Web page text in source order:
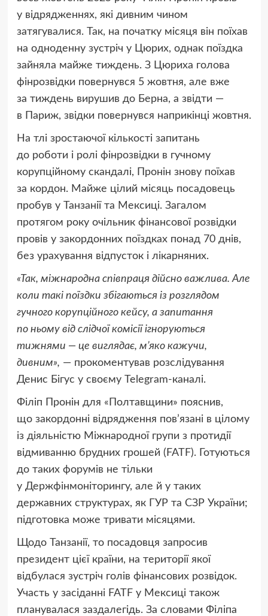
у відрядженнях, які дивним чином
затягувалися. Так, на початку місяця він поїхав
на одноденну зустріч у Цюрих, однак поїздка
зайняла майже тиждень. З Цюриха голова
фінрозвідки повернувся 5 жовтня, але вже
за тиждень вирушив до Берна, а звідти —
в Париж, звідки повернувся наприкінці жовтня.
На тлі зростаючої кількості запитань
до роботи і ролі фінрозвідки в гучному
корупційному скандалі, Пронін знову поїхав
за кордон. Майже цілий місяць посадовець
пробув у Танзанії та Мексиці. Загалом
протягом року очільник фінансової розвідки
провів у закордонних поїздках понад 70 днів,
без урахування відпусток і лікарняних.
«Так, міжнародна співпраця дійсно важлива. Але
коли такі поїздки збігаються із розглядом
гучного корупційного кейсу, а запитання
по ньому від слідчої комісії ігноруються
тижнями — це виглядає, м’яко кажучи,
дивним», — прокоментував розслідування
Денис Бігус у своєму Telegram-каналі.
Філіп Пронін для «Полтавщини» пояснив,
що закордонні відрядження пов’язані в цілому
із діяльністю Міжнародної групи з протидії
відмиванню брудних грошей (FATF). Готуються
до таких форумів не тільки
у Держфінмоніторингу, але й у таких
державних структурах, як ГУР та СЗР України;
підготовка може тривати місяцями.
Щодо Танзанії, то посадовця запросив
президент цієї країни, на території якої
відбулася зустріч голів фінансових розвідок.
Участь у засіданні FATF у Мексиці також
планувалася заздалегідь. За словами Філіпа